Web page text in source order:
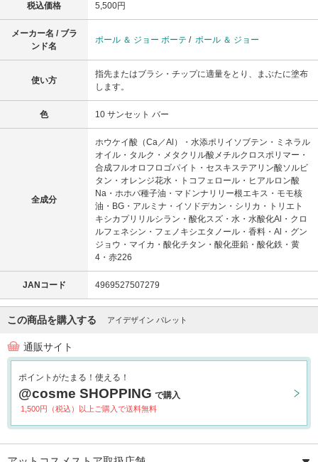
税込価格 5,500円
メーカー名 / ブラ
ンド名
ポール ＆ ジョー ボーテ / ポール ＆ ジョー
使い方
指先またはブラシ・チップに適量をとり、まぶたに塗布
します。
色 10 サンセット バー
全成分
ホウケイ酸（Ca／Al）・水添ポリイソブテン・ミネラル
オイル・タルク・メタクリル酸メチルクロスポリマー・
合成フルオロフロゴパイト・セスキステアリン酸ソルビ
タン・オレンジ花水・トコフェロール・ヒアルロン酸
Na・ホホバ種子油・マドンナリリー根エキス・モモ核
油・BG・アルミナ・イソドデカン・シリカ・トリエト
キシカプリリルシラン・酸化スズ・水・水酸化Al・クロ
ルフェネシン・フェノキシエタノール・香料・Al・グン
ジョウ・マイカ・酸化チタン・酸化亜鉛・酸化鉄・黄
4・赤226
JANコード 4969527507279
この商品を購入する アイデザイン パレット
通販サイト
ポイントがたまる！使える！
@cosme SHOPPING で購入
1,500円（税込）以上ご購入で送料無料